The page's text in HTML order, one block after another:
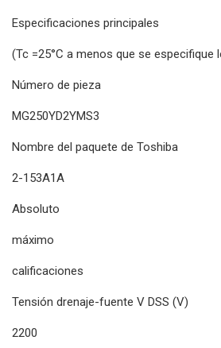
Especificaciones principales
(Tc =25°C a menos que se especifique
Número de pieza
MG250YD2YMS3
Nombre del paquete de Toshiba
2-153A1A
Absoluto
máximo
calificaciones
Tensión drenaje-fuente V DSS (V)
2200